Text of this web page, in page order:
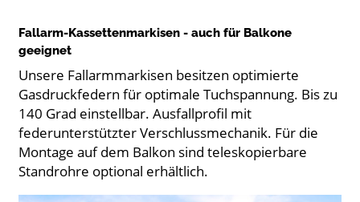
Fallarm-Kassettenmarkisen - auch für Balkone
geeignet
Unsere Fallarmmarkisen besitzen optimierte
Gasdruckfedern für optimale Tuchspannung. Bis zu
140 Grad einstellbar. Ausfallprofil mit
federunterstützter Verschlussmechanik. Für die
Montage auf dem Balkon sind teleskopierbare
Standrohre optional erhältlich.